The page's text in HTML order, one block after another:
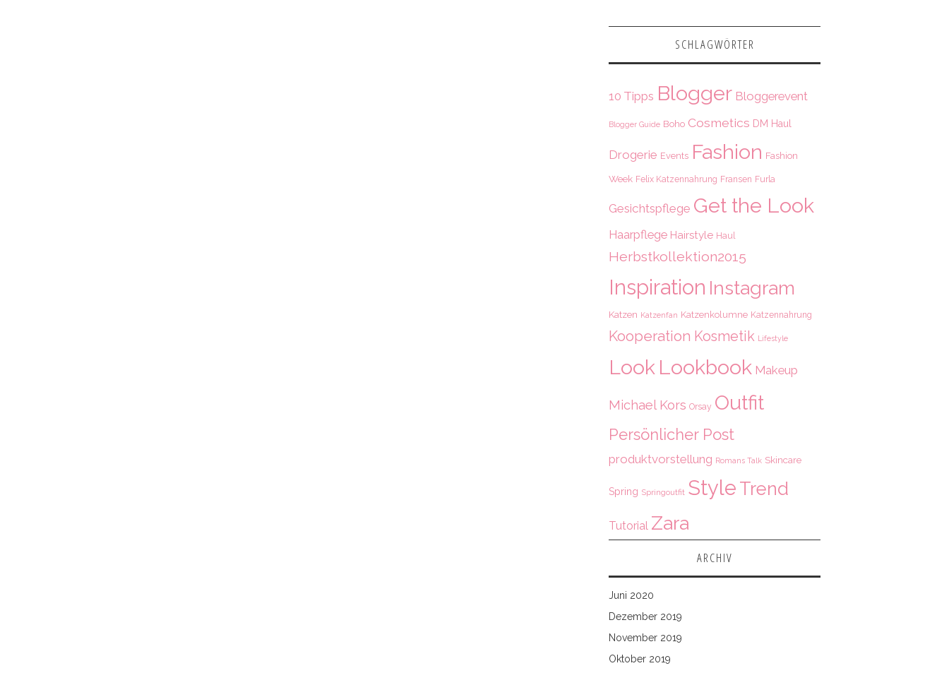
SCHLAGWÖRTER
10 Tipps Blogger Bloggerevent
Blogger Guide Boho Cosmetics DM Haul
Drogerie Events Fashion Fashion
Week Felix Katzennahrung Fransen Furla
Gesichtspflege Get the Look
Haarpflege Hairstyle Haul
Herbstkollektion2015
Inspiration Instagram
Katzen Katzenfan Katzenkolumne Katzennahrung
Kooperation Kosmetik Lifestyle
Look Lookbook Makeup
Michael Kors Orsay Outfit
Persönlicher Post
produktvorstellung Romans Talk Skincare
Spring Springoutfit Style Trend
Tutorial Zara
ARCHIV
Juni 2020
Dezember 2019
November 2019
Oktober 2019